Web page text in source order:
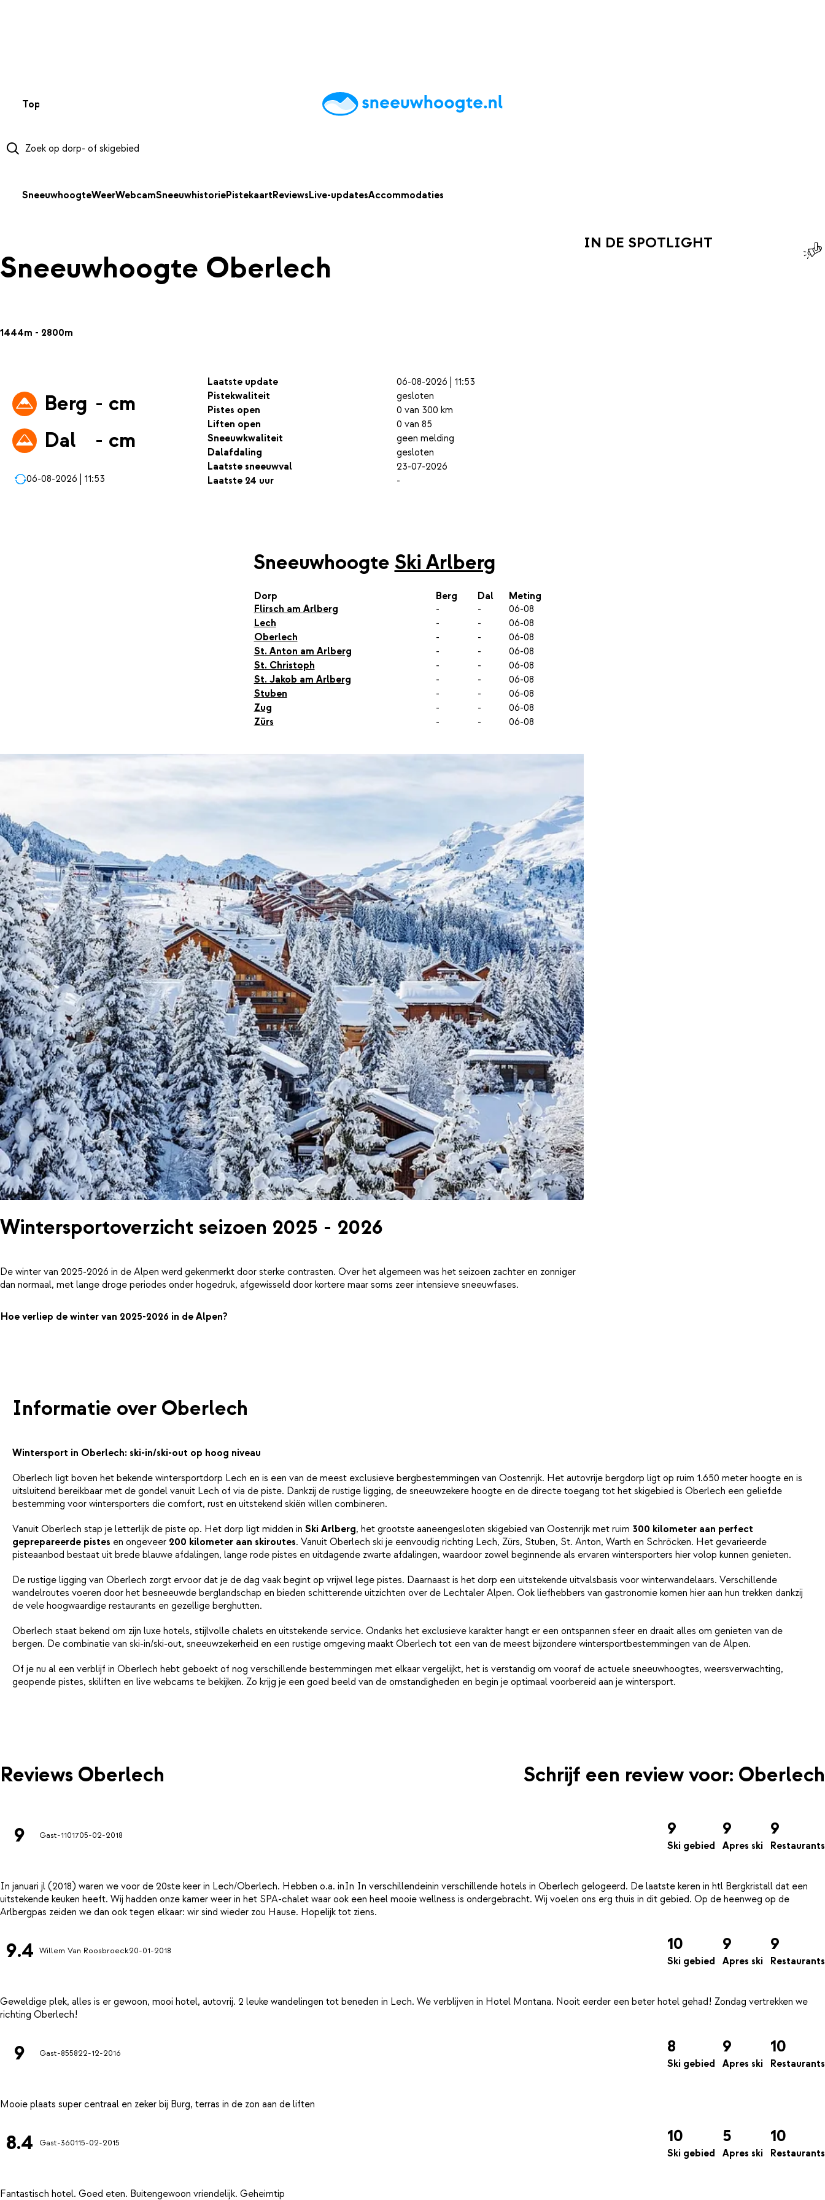
Top 50 AccommodatiesTipsReviewsLive updatesApp
SneeuwhoogteWeerWebcamSneeuwhistoriePistekaartReviewsLive-updatesAccommodaties
Sneeuwhoogte Oberlech
1444m - 2800m
Berg - cm
Dal
- cm
06-08-2026 | 11:53
Laatste update
06-08-2026 | 11:53
Pistekwaliteit
gesloten
Pistes open
0 van 300 km
Liften open
0 van 85
Sneeuwkwaliteit
geen melding
Dalafdaling
gesloten
Laatste sneeuwval
23-07-2026
Laatste 24 uur
-
Sneeuwhoogte Ski Arlberg
Dorp Berg Dal
Meting
Flirsch am Arlberg
- -
06-08
Lech
- -
06-08
Oberlech
- -
06-08
St. Anton am Arlberg
- -
06-08
St. Christoph
- -
06-08
St. Jakob am Arlberg
- -
06-08
Stuben
- -
06-08
Zug
- -
06-08
Zürs
- - 06-08
Wintersportoverzicht seizoen 2025 - 2026
De winter van 2025-2026 in de Alpen werd gekenmerkt door sterke contrasten. Over het algemeen was het seizoen zachter en zonniger
dan normaal, met lange droge periodes onder hogedruk, afgewisseld door kortere maar soms zeer intensieve sneeuwfases.
Hoe verliep de winter van 2025-2026 in de Alpen?
IN DE SPOTLIGHT
Informatie over Oberlech
Wintersport in Oberlech: ski-in/ski-out op hoog niveau
Oberlech ligt boven het bekende wintersportdorp Lech en is een van de meest exclusieve bergbestemmingen van Oostenrijk. Het autovrije bergdorp ligt op ruim 1.650 meter hoogte en is
uitsluitend bereikbaar met de gondel vanuit Lech of via de piste. Dankzij de rustige ligging, de sneeuwzekere hoogte en de directe toegang tot het skigebied is Oberlech een geliefde
bestemming voor wintersporters die comfort, rust en uitstekend skiën willen combineren.
Vanuit Oberlech stap je letterlijk de piste op. Het dorp ligt midden in Ski Arlberg, het grootste aaneengesloten skigebied van Oostenrijk met ruim 300 kilometer aan perfect
geprepareerde pistes en ongeveer 200 kilometer aan skiroutes. Vanuit Oberlech ski je eenvoudig richting Lech, Zürs, Stuben, St. Anton, Warth en Schröcken. Het gevarieerde
pisteaanbod bestaat uit brede blauwe afdalingen, lange rode pistes en uitdagende zwarte afdalingen, waardoor zowel beginnende als ervaren wintersporters hier volop kunnen genieten.
De rustige ligging van Oberlech zorgt ervoor dat je de dag vaak begint op vrijwel lege pistes. Daarnaast is het dorp een uitstekende uitvalsbasis voor winterwandelaars. Verschillende
wandelroutes voeren door het besneeuwde berglandschap en bieden schitterende uitzichten over de Lechtaler Alpen. Ook liefhebbers van gastronomie komen hier aan hun trekken dankzij
de vele hoogwaardige restaurants en gezellige berghutten.
Oberlech staat bekend om zijn luxe hotels, stijlvolle chalets en uitstekende service. Ondanks het exclusieve karakter hangt er een ontspannen sfeer en draait alles om genieten van de
bergen. De combinatie van ski-in/ski-out, sneeuwzekerheid en een rustige omgeving maakt Oberlech tot een van de meest bijzondere wintersportbestemmingen van de Alpen.
Of je nu al een verblijf in Oberlech hebt geboekt of nog verschillende bestemmingen met elkaar vergelijkt, het is verstandig om vooraf de actuele sneeuwhoogtes, weersverwachting,
geopende pistes, skiliften en live webcams te bekijken. Zo krijg je een goed beeld van de omstandigheden en begin je optimaal voorbereid aan je wintersport.
Reviews Oberlech Schrijf een review voor: Oberlech
9 Gast-1101705-02-2018 9
Ski gebied
9
Apres ski
9
Restaurants
In januari jl (2018) waren we voor de 20ste keer in Lech/Oberlech. Hebben o.a. inIn In verschillendeinin verschillende hotels in Oberlech gelogeerd. De laatste keren in htl Bergkristall dat een
uitstekende keuken heeft. Wij hadden onze kamer weer in het SPA-chalet waar ook een heel mooie wellness is ondergebracht. Wij voelen ons erg thuis in dit gebied. Op de heenweg op de
9.4 Willem Van Roosbroeck20-01-2018 10
Ski gebied
9
Apres ski
9
Restaurants
Geweldige plek, alles is er gewoon, mooi hotel, autovrij. 2 leuke wandelingen tot beneden in Lech. We verblijven in Hotel Montana. Nooit eerder een beter hotel gehad! Zondag vertrekken we
9 Gast-855822-12-2016 8
Ski gebied
9
Apres ski
10
Restaurants
8.4 Gast-360115-02-2015 10
Ski gebied
5
Apres ski
10
Restaurants